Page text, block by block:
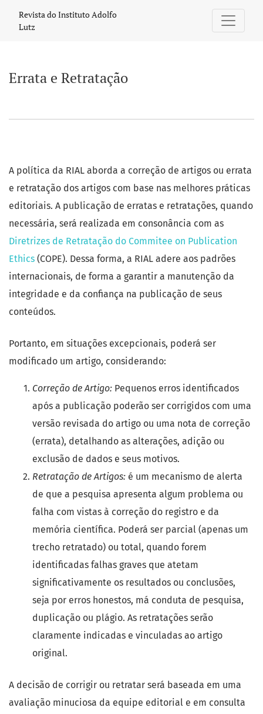
Errata e Retratação
Revista do Instituto Adolfo
Lutz
Errata e Retratação
A política da RIAL aborda a correção de artigos ou errata
e retratação dos artigos com base nas melhores práticas
editoriais. A publicação de erratas e retratações, quando
necessária, será realizada em consonância com as
Diretrizes de Retratação do Commitee on Publication
Ethics (COPE). Dessa forma, a RIAL adere aos padrões
internacionais, de forma a garantir a manutenção da
integridade e da confiança na publicação de seus
conteúdos.
Portanto, em situações excepcionais, poderá ser
modificado um artigo, considerando:
Correção de Artigo: Pequenos erros identificados
após a publicação poderão ser corrigidos com uma
versão revisada do artigo ou uma nota de correção
(errata), detalhando as alterações, adição ou
exclusão de dados e seus motivos.
Retratação de Artigos: é um mecanismo de alerta
de que a pesquisa apresenta algum problema ou
falha com vistas à correção do registro e da
memória científica. Poderá ser parcial (apenas um
trecho retratado) ou total, quando forem
identificadas falhas graves que atetam
significativamente os resultados ou conclusões,
seja por erros honestos, má conduta de pesquisa,
duplicação ou plágio. As retratações serão
claramente indicadas e vinculadas ao artigo
original.
A decisão de corrigir ou retratar será baseada em uma
avaliação minuciosa da equipe editorial e em consulta